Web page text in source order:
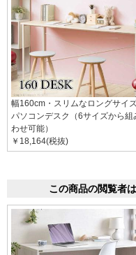
幅160cm・スリムなロングサイ
パソコンデスク（6サイズから組
わせ可能）
￥18,164(税抜)
この商品の閲覧者